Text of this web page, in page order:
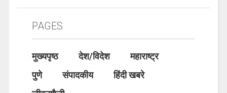
PAGES
मुख्यपृष्ठ देश/विदेश
महाराष्ट्र
पुणे
संपादकीय
हिंदी खबरे